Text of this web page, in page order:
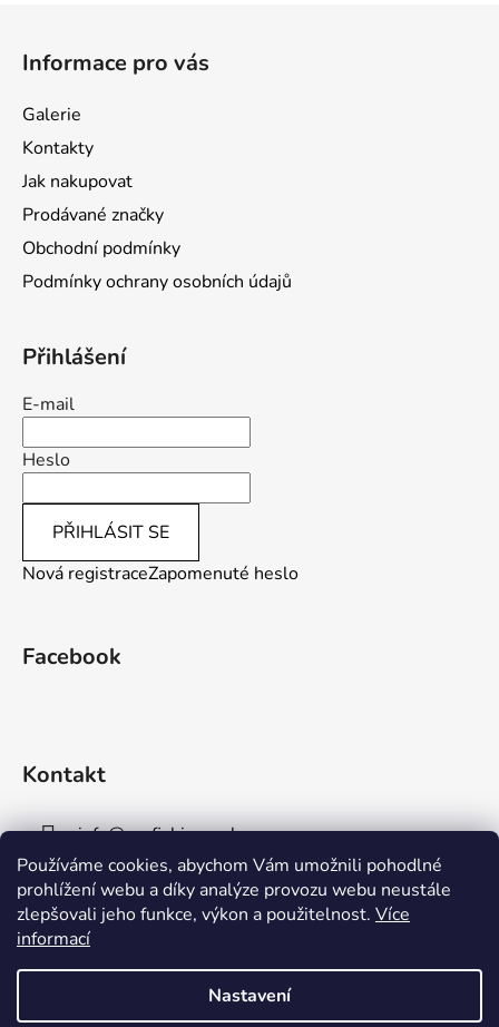
Používáme cookies, abychom Vám umožnili pohodlné
prohlížení webu a díky analýze provozu webu neustále
zlepšovali jeho funkce, výkon a použitelnost. Více
informací
Nastavení
Informace pro vás
Galerie
Kontakty
Jak nakupovat
Prodávané značky
Obchodní podmínky
Podmínky ochrany osobních údajů
Přihlášení
E-mail
Heslo
PŘIHLÁSIT SE
Nová registraceZapomenuté heslo
Facebook
Kontakt
info@aaafishingpraha.cz
778 011 878